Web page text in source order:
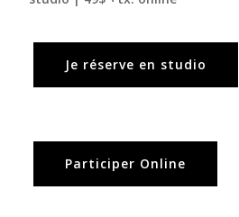
Je réserve en studio
Participer Online